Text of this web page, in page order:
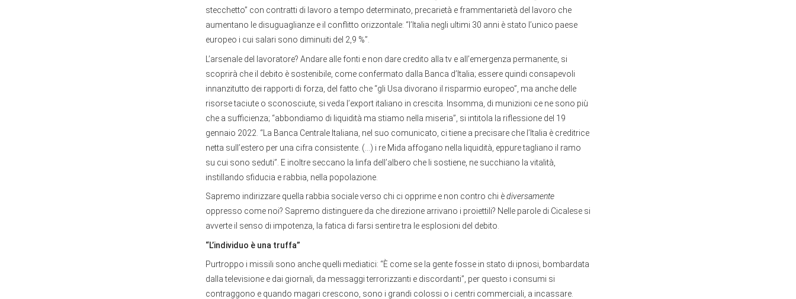
stecchetto” con contratti di lavoro a tempo determinato, precarietà e frammentarietà del lavoro che
aumentano le disuguaglianze e il conflitto orizzontale: “l’Italia negli ultimi 30 anni è stato l’unico paese
europeo i cui salari sono diminuiti del 2,9 %”.
L’arsenale del lavoratore? Andare alle fonti e non dare credito alla tv e all’emergenza permanente, si
scoprirà che il debito è sostenibile, come confermato dalla Banca d’Italia; essere quindi consapevoli
innanzitutto dei rapporti di forza, del fatto che “gli Usa divorano il risparmio europeo”, ma anche delle
risorse taciute o sconosciute, si veda l’export italiano in crescita. Insomma, di munizioni ce ne sono più
che a sufficienza; “abbondiamo di liquidità ma stiamo nella miseria”, si intitola la riflessione del 19
gennaio 2022. “La Banca Centrale Italiana, nel suo comunicato, ci tiene a precisare che l’Italia è creditrice
netta sull’estero per una cifra consistente. (…) i re Mida affogano nella liquidità, eppure tagliano il ramo
su cui sono seduti”. E inoltre seccano la linfa dell’albero che li sostiene, ne succhiano la vitalità,
instillando sfiducia e rabbia, nella popolazione.
Sapremo indirizzare quella rabbia sociale verso chi ci opprime e non contro chi èdiversamente
oppresso come noi? Sapremo distinguere da che direzione arrivano i proiettili? Nelle parole di Cicalese si
avverte il senso di impotenza, la fatica di farsi sentire tra le esplosioni del debito.
“L’individuo è una truffa”
Purtroppo i missili sono anche quelli mediatici: “È come se la gente fosse in stato di ipnosi, bombardata
dalla televisione e dai giornali, da messaggi terrorizzanti e discordanti”, per questo i consumi si
contraggono e quando magari crescono, sono i grandi colossi o i centri commerciali, a incassare.